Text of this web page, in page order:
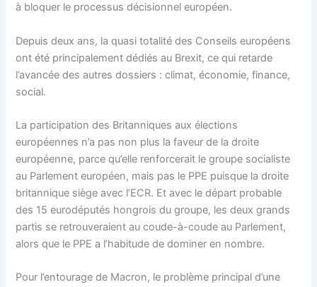
à bloquer le processus décisionnel européen.
Depuis deux ans, la quasi totalité des Conseils européens
ont été principalement dédiés au Brexit, ce qui retarde
l’avancée des autres dossiers : climat, économie, finance,
social.
La participation des Britanniques aux élections
européennes n’a pas non plus la faveur de la droite
européenne, parce qu’elle renforcerait le groupe socialiste
au Parlement européen, mais pas le PPE puisque la droite
britannique siège avec l’ECR. Et avec le départ probable
des 15 eurodéputés hongrois du groupe, les deux grands
partis se retrouveraient au coude-à-coude au Parlement,
alors que le PPE a l’habitude de dominer en nombre.
Pour l’entourage de Macron, le problème principal d’une